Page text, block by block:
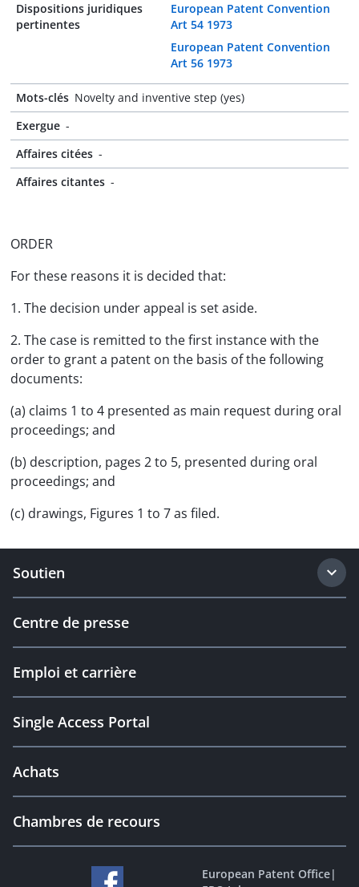
Dispositions juridiques
pertinentes
European Patent Convention
Art 54 1973
European Patent Convention
Art 56 1973
Mots-clés Novelty and inventive step (yes)
Exergue -
Affaires citées -
Affaires citantes -
ORDER
For these reasons it is decided that:
1. The decision under appeal is set aside.
2. The case is remitted to the first instance with the
order to grant a patent on the basis of the following
documents:
(a) claims 1 to 4 presented as main request during oral
proceedings; and
(b) description, pages 2 to 5, presented during oral
proceedings; and
(c) drawings, Figures 1 to 7 as filed.
Soutien
Centre de presse
Emploi et carrière
Single Access Portal
Achats
Chambres de recours
European Patent Office|